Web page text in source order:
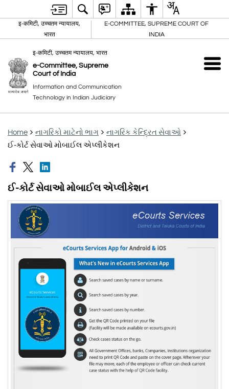
इ-कमिटी, उच्चतम न्यायालय,
भारत
E-COMMITTEE, SUPREME COURT OF
INDIA
इ-कमिटी, उच्चतम न्यायालय, भारत
e-Committee, Supreme
Court of India
Information and Communication
Technology in Indian Judiciary
Home નાગરિકો માટેનો ભાગ
નાગરિક કેન્દ્રિત સેવાઓ
ઈ-કોર્ટ સેવાઓ મોબાઈલ એપ્લીકેશન
ઈ-કોર્ટ સેવાઓ મોબાઈલ એપ્લીકેશન